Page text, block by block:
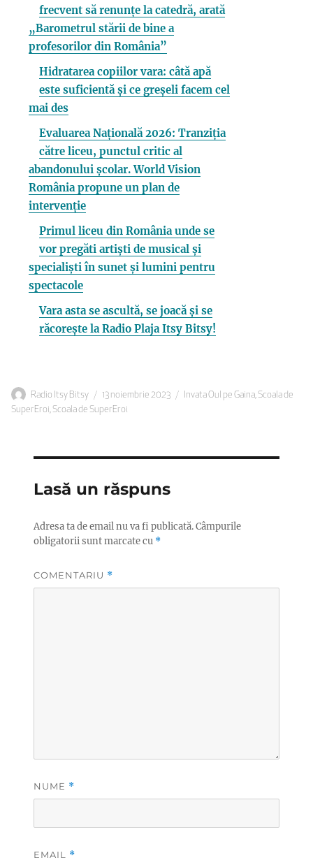
frecvent să renunțe la catedră, arată
„Barometrul stării de bine a
profesorilor din România”
Hidratarea copiilor vara: câtă apă
este suficientă și ce greșeli facem cel
mai des
Evaluarea Națională 2026: Tranziția
către liceu, punctul critic al
abandonului școlar. World Vision
România propune un plan de
intervenție
Primul liceu din România unde se
vor pregăti artiști de musical și
specialiști în sunet și lumini pentru
spectacole
Vara asta se ascultă, se joacă și se
răcorește la Radio Plaja Itsy Bitsy!
Autor
Radio Itsy Bitsy
Publicat
pe
13 noiembrie 2023 Categorii
Invata Oul pe Gaina,Scoala de
SuperEroi,Scoala de SuperEroi
Lasă un răspuns
Adresa ta de email nu va fi publicată.Câmpurile
obligatorii sunt marcate cu *
COMENTARIU *
NUME *
EMAIL *